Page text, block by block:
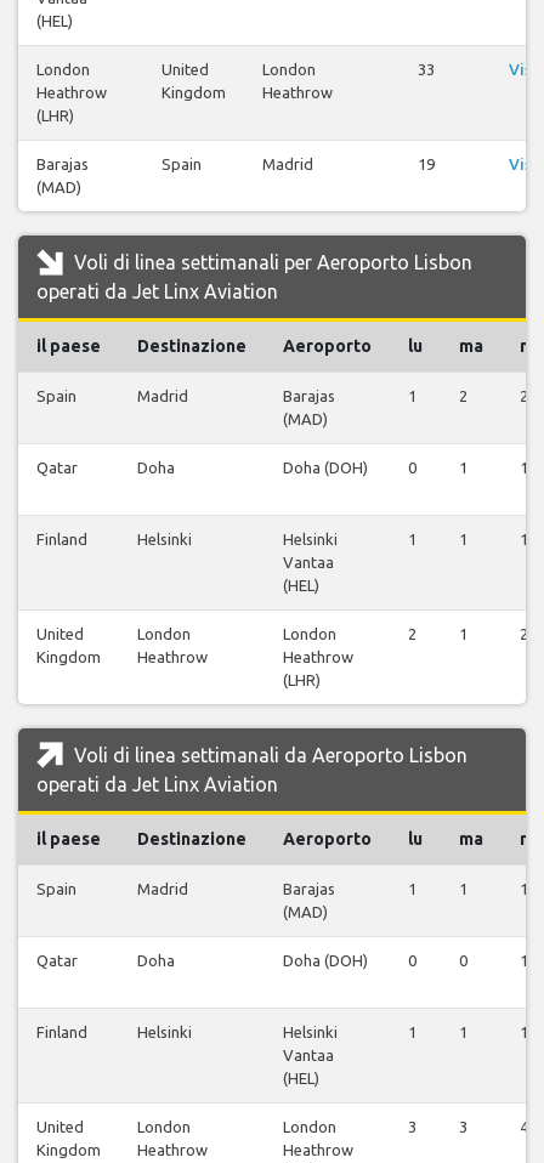
(HEL)
London
Heathrow
(LHR)
United
Kingdom
London
Heathrow
33
Barajas
(MAD)
Spain Madrid 19
Voli di linea settimanali per Aeroporto Lisbon
operati da Jet Linx Aviation
il paese Destinazione Aeroporto lu ma me
Spain Madrid
Barajas
(MAD)
1 2 2
Qatar Doha Doha (DOH) 0 1 1
Finland Helsinki
Helsinki
Vantaa
(HEL)
1 1 1
United
Kingdom
London
Heathrow
London
Heathrow
(LHR)
2 1 2
Voli di linea settimanali da Aeroporto Lisbon
operati da Jet Linx Aviation
il paese Destinazione Aeroporto lu ma me
Spain Madrid
Barajas
(MAD)
1 1 1
Qatar Doha Doha (DOH) 0 0 1
Finland Helsinki
Helsinki
Vantaa
(HEL)
1 1 1
United
Kingdom
London
Heathrow
London
Heathrow
3 3 4